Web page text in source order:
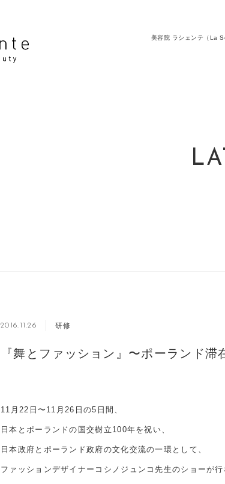
美容院 ラシェンテ（La
2016.11.26 研修
『舞とファッション』〜ポーランド滞
11月22日〜11月26日の5日間、
日本とポーランドの国交樹立100年を祝い、
日本政府とポーランド政府の文化交流の一環として、
ファッションデザイナーコシノジュンコ先生のショーが行